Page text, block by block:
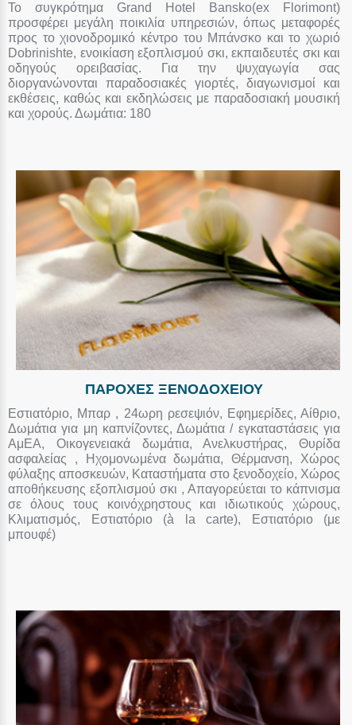
Το συγκρότημα Grand Hotel Bansko(ex Florimont)
προσφέρει μεγάλη ποικιλία υπηρεσιών, όπως μεταφορές
προς το χιονοδρομικό κέντρο του Μπάνσκο και το χωριό
Dobrinishte, ενοικίαση εξοπλισμού σκι, εκπαιδευτές σκι και
οδηγούς ορειβασίας. Για την ψυχαγωγία σας
διοργανώνονται παραδοσιακές γιορτές, διαγωνισμοί και
εκθέσεις, καθώς και εκδηλώσεις με παραδοσιακή μουσική
και χορούς. Δωμάτια: 180
ΠΑΡΟΧΕΣ ΞΕΝΟΔΟΧΕΙΟΥ
Εστιατόριο, Μπαρ , 24ωρη ρεσεψιόν, Εφημερίδες, Αίθριο,
Δωμάτια για μη καπνίζοντες, Δωμάτια / εγκαταστάσεις για
ΑμΕΑ, Οικογενειακά δωμάτια, Ανελκυστήρας, Θυρίδα
ασφαλείας , Ηχομονωμένα δωμάτια, Θέρμανση, Χώρος
φύλαξης αποσκευών, Καταστήματα στο ξενοδοχείο, Χώρος
αποθήκευσης εξοπλισμού σκι , Απαγορεύεται το κάπνισμα
σε όλους τους κοινόχρηστους και ιδιωτικούς χώρους,
Κλιματισμός, Εστιατόριο (à la carte), Εστιατόριο (με
μπουφέ)